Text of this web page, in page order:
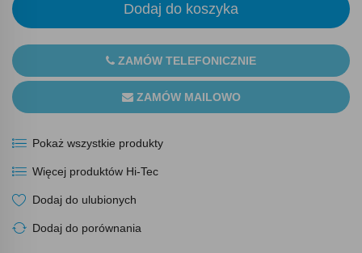
Dodaj do koszyka
ZAMÓW TELEFONICZNIE
ZAMÓW MAILOWO
Pokaż wszystkie produkty
Więcej produktów Hi-Tec
Dodaj do ulubionych
Dodaj do porównania